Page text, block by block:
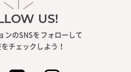
US!
ンのSNSをフォローして
チェックしよう！